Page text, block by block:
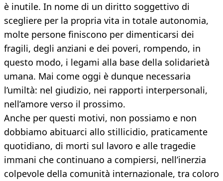
è inutile. In nome di un diritto soggettivo di
scegliere per la propria vita in totale autonomia,
molte persone finiscono per dimenticarsi dei
fragili, degli anziani e dei poveri, rompendo, in
questo modo, i legami alla base della solidarietà
umana. Mai come oggi è dunque necessaria
l’umiltà: nel giudizio, nei rapporti interpersonali,
nell’amore verso il prossimo.
Anche per questi motivi, non possiamo e non
dobbiamo abituarci allo stillicidio, praticamente
quotidiano, di morti sul lavoro e alle tragedie
immani che continuano a compiersi, nell’inerzia
colpevole della comunità internazionale, tra coloro